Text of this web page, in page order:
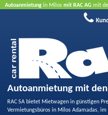
Autoanmietung in Milos mit RAC AG mit
Buchen Sie jetzt, profitieren
Autoanmietung mit
RAC SA bietet Mietwagen in günstigen
Vermietungsbüros in Milos Adamadas,